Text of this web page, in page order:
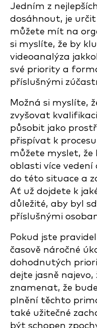
Jedním z
dosáhnout, je
můžete mít na
si myslíte, že by
videoanalýza
své priority a
příslušnými
Možná si myslíte,
zvyšovat
působit jako
přispívat k
můžete myslet,
oblasti více vedení
do této situace a
Ať už dojdete k
důležité, aby byl
příslušnými
Pokud jste
časově náročné
dohodnutých
dejte jasně
znamenat, že
plnění těchto
také užitečné
být schopen